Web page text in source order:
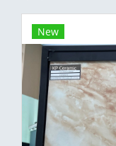
New